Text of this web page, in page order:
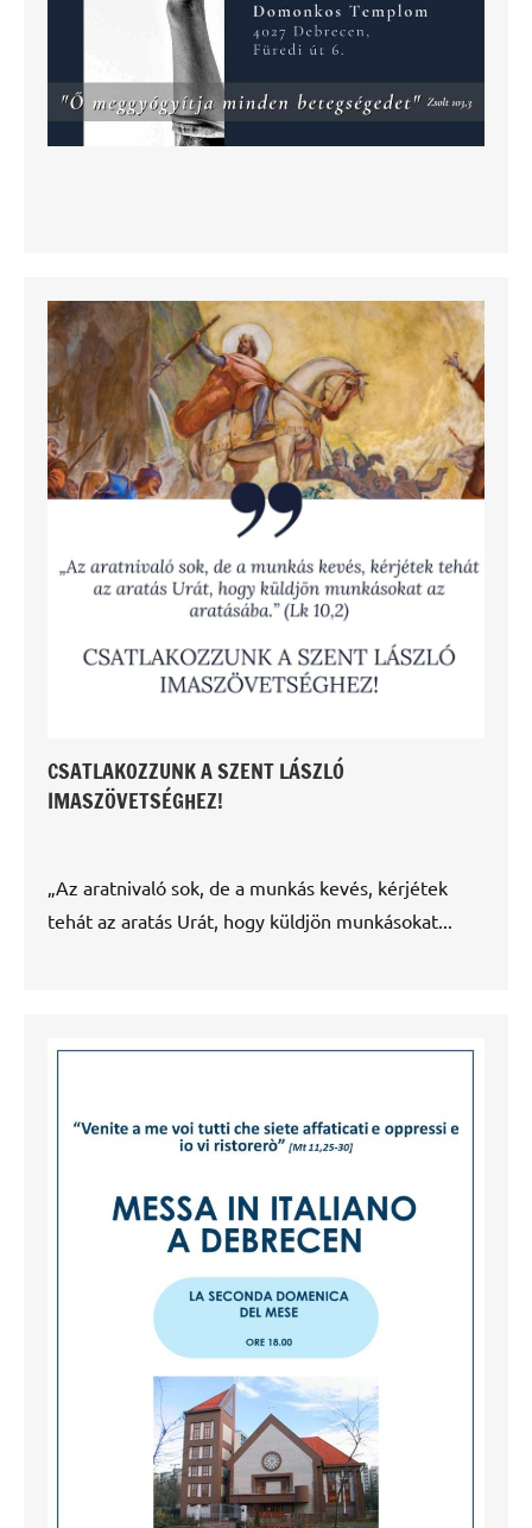
CSATLAKOZZUNK A SZENT LÁSZLÓ
IMASZÖVETSÉGHEZ!
„Az aratnivaló sok, de a munkás kevés, kérjétek
tehát az aratás Urát, hogy küldjön munkásokat...